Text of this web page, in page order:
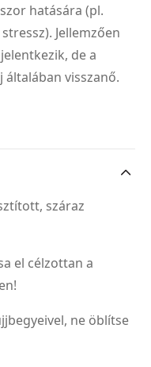
hatására (pl.
Jellemzően
de a
visszanő.
száraz
el célzottan a
ne öblítse